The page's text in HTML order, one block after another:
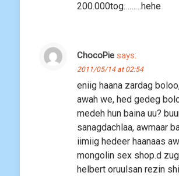
200.000tog………hehe
ChocoPie says:
2011/05/14 at 02:54
eniig haana zardag
awah we, hed gedeg
medeh hun baina uu?
sanagdachlaa, awmaar
iimiig hedeer haanaas
mongolin sex shop.d
helbert oruulsan rezin